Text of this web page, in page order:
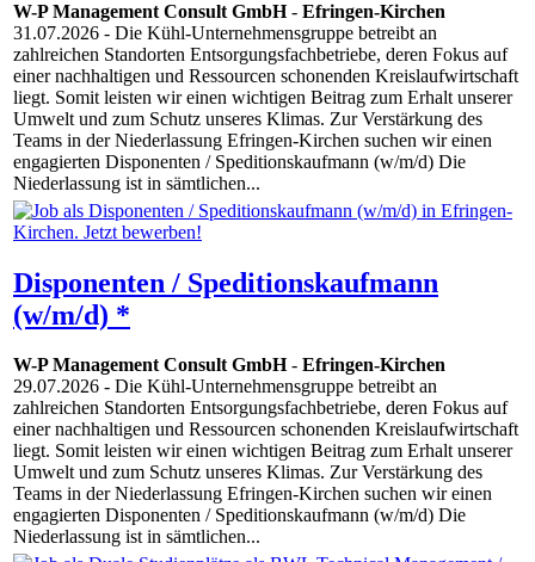
W-P Management Consult GmbH- Efringen-Kirchen
31.07.2026 - Die Kühl-Unternehmensgruppe betreibt an
zahlreichen Standorten Entsorgungsfachbetriebe, deren Fokus auf
einer nachhaltigen und Ressourcen schonenden Kreislaufwirtschaft
liegt. Somit leisten wir einen wichtigen Beitrag zum Erhalt unserer
Umwelt und zum Schutz unseres Klimas. Zur Verstärkung des
Teams in der Niederlassung Efringen-Kirchen suchen wir einen
engagierten Disponenten / Speditionskaufmann (w/m/d) Die
Niederlassung ist in sämtlichen...
Disponenten / Speditionskaufmann
(w/m/d) *
W-P Management Consult GmbH- Efringen-Kirchen
29.07.2026 - Die Kühl-Unternehmensgruppe betreibt an
zahlreichen Standorten Entsorgungsfachbetriebe, deren Fokus auf
einer nachhaltigen und Ressourcen schonenden Kreislaufwirtschaft
liegt. Somit leisten wir einen wichtigen Beitrag zum Erhalt unserer
Umwelt und zum Schutz unseres Klimas. Zur Verstärkung des
Teams in der Niederlassung Efringen-Kirchen suchen wir einen
engagierten Disponenten / Speditionskaufmann (w/m/d) Die
Niederlassung ist in sämtlichen...